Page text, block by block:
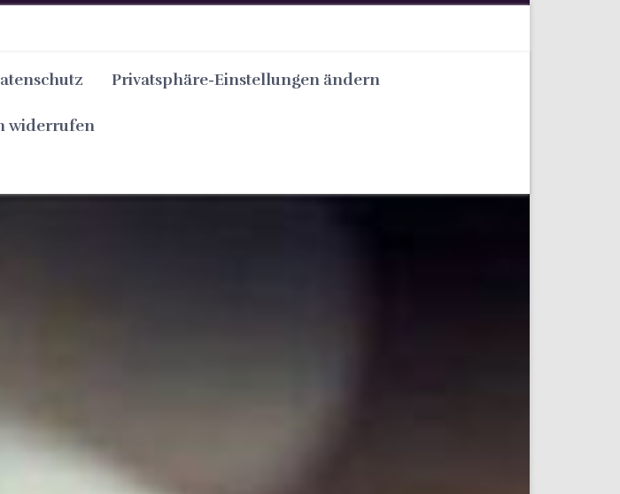
Privatsphäre-Einstellungen ändern
widerrufen